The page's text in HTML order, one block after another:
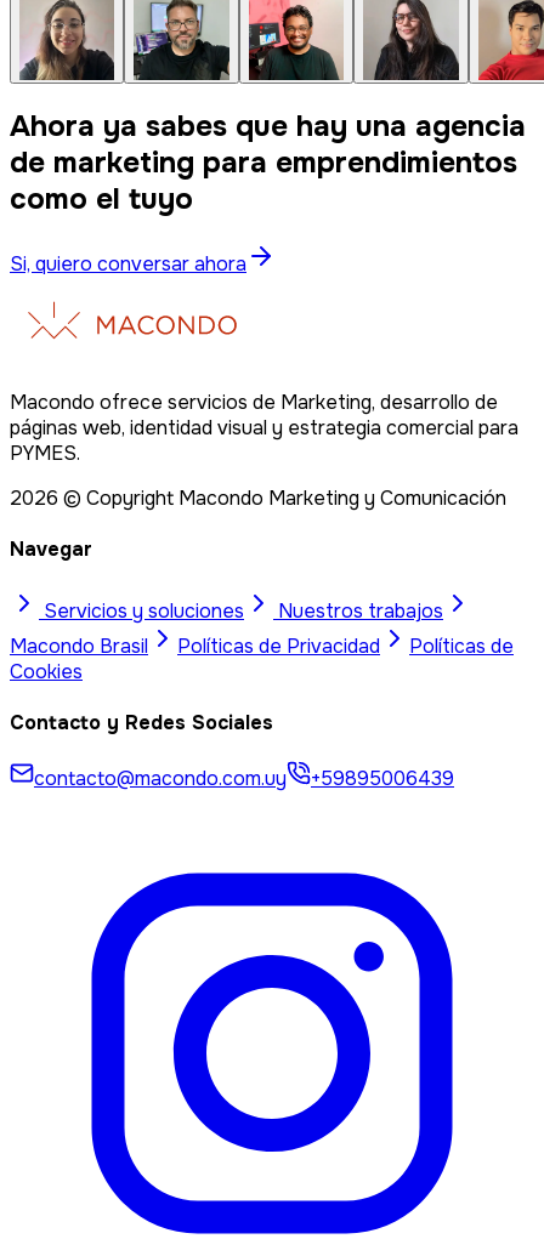
Ahora ya sabes que hay una agencia
de marketing para emprendimientos
como el tuyo
Si, quiero conversar ahora
Macondo ofrece servicios de Marketing, desarrollo de
páginas web, identidad visual y estrategia comercial para
PYMES.
2026 © Copyright Macondo Marketing y Comunicación
Navegar
Servicios y soluciones
Nuestros trabajos
Macondo Brasil Políticas de Privacidad
Políticas de
Cookies
Contacto y Redes Sociales
contacto@macondo.com.uy +59895006439